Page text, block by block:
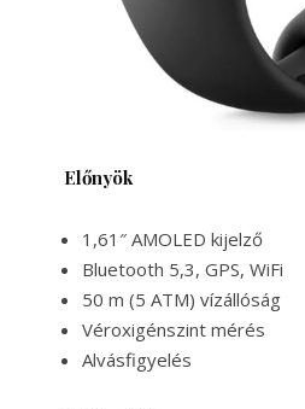
Előnyök
1,61″ AMOLED kijelző
Bluetooth 5,3, GPS, WiFi
50 m (5 ATM) vízállóság
Véroxigénszint mérés
Alvásfigyelés